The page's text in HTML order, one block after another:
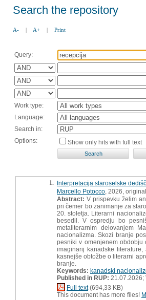
Search the repository
A- | A+ | Print
Query:
Work type:
Language:
Search in:
Options:
Show only hits with full text
1. Interpretacija staroselske
Marcello Potocco , 2026,
Abstract: V prispevku želim
pri čemer bo zanimanje za
20. stoletja. Literarni
besedil. V ospredju bo
metaliterarnim delovanjem
nacionalizma. Skozi branje
pesniki v omenjenem
imaginarij kanadske
kasnejše obtožbe o literarni
branje.
Keywords: kanadski
Published in RUP: 21.07.2026;
Full text(694,33 KB)
This document has more files!